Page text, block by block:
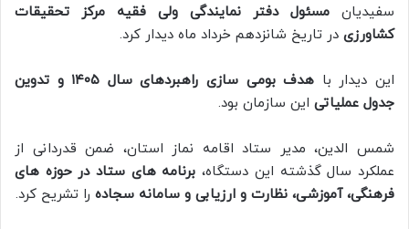
سفیدیان مسئول دفتر نمایندگی ولی فقیه مرکز تحقیقات
کشاورزی در تاریخ شانزدهم خرداد ماه دیدار کرد.
این دیدار با
هدف بومی‌ سازی راهبردهای سال ۱۴۰۵ و تدوین
جدول عملیاتی این سازمان بود.
شمس الدین، مدیر ستاد اقامه نماز استان، ضمن قدردانی از
عملکرد سال گذشته این دستگاه، برنامه‌ های ستاد در حوزه‌ های
فرهنگی، آموزشی، نظارت و ارزیابی و سامانه سجاده را تشریح کرد.